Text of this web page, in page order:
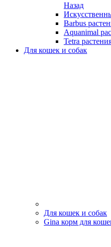
Назад
Barbus
Aquanimal
Tetra
Для кошек и собак
Для кошек и собак
Gina корм для